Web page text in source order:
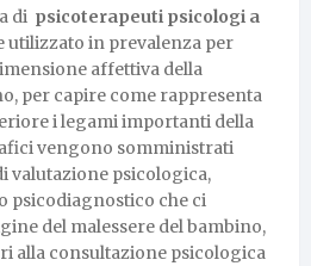
di psicoterapeuti psicologi a
utilizzato in prevalenza per
affettiva della
per capire come rappresenta
i legami importanti della
vengono somministrati
valutazione psicologica,
psicodiagnostico che ci
del malessere del bambino,
alla consultazione psicologica